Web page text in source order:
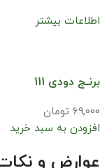
اطلاعات بیشتر
برنـج دودی 111
69,000 تومان
افزودن به سبد خرید
عوارض و